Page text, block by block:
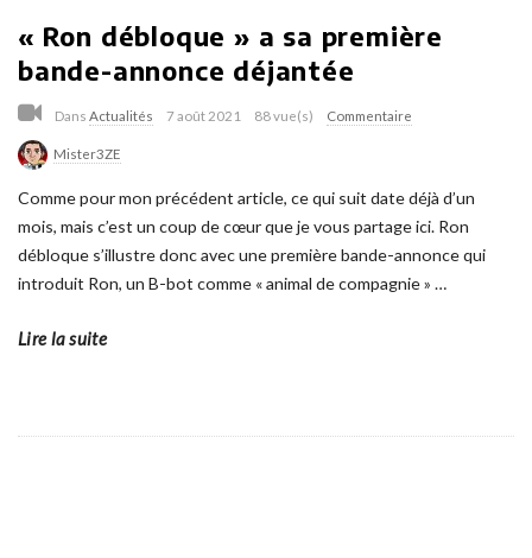
« Ron débloque » a sa première
bande-annonce déjantée
Dans Actualités 7 août 2021 88 vue(s) Commentaire
Mister3ZE
Comme pour mon précédent article, ce qui suit date déjà d’un
mois, mais c’est un coup de cœur que je vous partage ici. Ron
débloque s’illustre donc avec une première bande-annonce qui
introduit Ron, un B-bot comme « animal de compagnie » …
Lire la suite